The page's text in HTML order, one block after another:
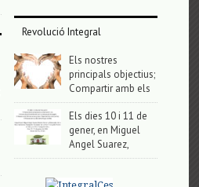
Revolució Integral
Els nostres
principals objectius;
Compartir amb els
Els dies 10 i 11 de
gener, en Miguel
Angel Suarez,